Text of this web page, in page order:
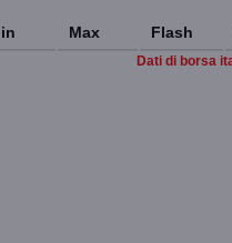
Max Flash
Dati di borsa